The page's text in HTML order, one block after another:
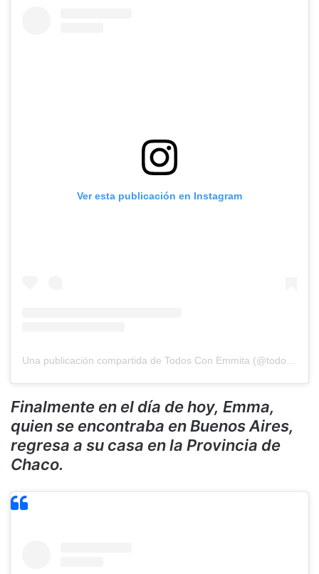
Ver esta publicación en Instagram
Finalmente en el día de hoy, Emma,
quien se encontraba en Buenos Aires,
regresa a su casa en la Provincia de
Chaco.